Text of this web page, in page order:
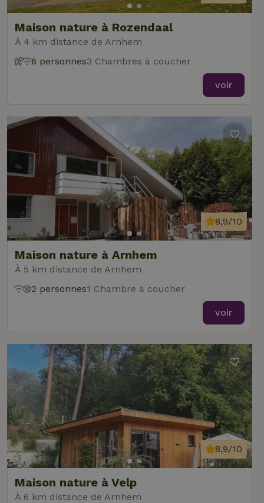
Maison nature à Rozendaal
À 4 km distance de Arnhem
6 personnes3 Chambres à coucher
voir
Maison nature à Arnhem
À 5 km distance de Arnhem
8,9/10
2 personnes1 Chambre à coucher
voir
Maison nature à Velp
À 6 km distance de Arnhem
8,9/10